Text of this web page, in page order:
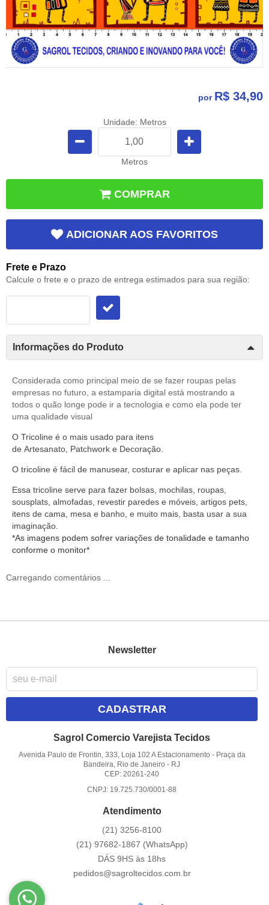
por R$ 34,90
Unidade: Metros
Metros
COMPRAR
ADICIONAR AOS FAVORITOS
Frete e Prazo
Calcule o frete e o prazo de entrega estimados para sua região:
Informações do Produto
Considerada como principal meio de se fazer roupas pelas
empresas no futuro, a estamparia digital está mostrando a
todos o quão longe pode ir a tecnologia e como ela pode ter
uma qualidade visual
O Tricoline é o mais usado para itens
de Artesanato Patchwork e Decoração
O tricoline é fácil de manusear, costurar e aplicar nas peças.
Essa tricoline serve para fazer bolsas, mochilas, roupas,
sousplats, almofadas, revestir paredes e móveis, artigos pets,
itens de cama, mesa e banho, e muito mais, basta usar a sua
imaginação.
*As imagens podem sofrer variações de tonalidade e tamanho
conforme o monitor*
Carregando comentários ...
Newsletter
CADASTRAR
Sagrol Comercio Varejista Tecidos
Avenida Paulo de Frontin, 333, Loja 102 A Estacionamento - Praça da
Bandeira, Rio de Janeiro - RJ
CEP: 20261-240
CNPJ: 19.725.730/0001-88
Atendimento
(21) 3256-8100
(21) 97682-1867 (WhatsApp)
DÁS 9HS às 18hs
pedidos@sagroltecidos.com.br